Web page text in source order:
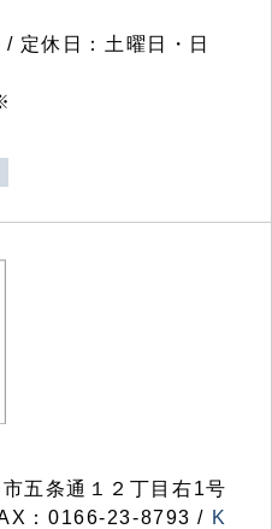
定休日：土曜日・日
五条通１２丁目右1号
：0166-23-8793 / K